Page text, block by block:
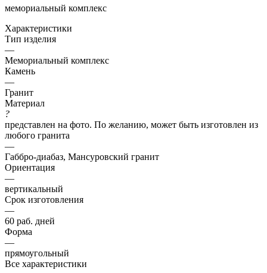
мемориальный комплекс
Характеристики
Тип изделия
—
Мемориальный комплекс
Камень
—
Гранит
Материал
?
представлен на фото. По желанию, может быть изготовлен из
любого гранита
—
Габбро-диабаз, Мансуровский гранит
Ориентация
—
вертикальный
Срок изготовления
—
60 раб. дней
Форма
—
прямоугольный
Все характеристики